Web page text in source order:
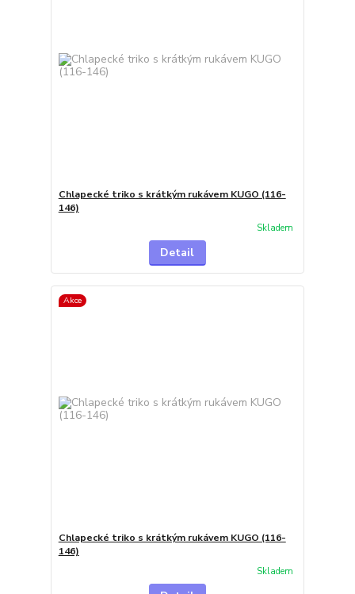
Chlapecké triko s krátkým rukávem KUGO (116-
146)
Skladem
Detail
Akce
Chlapecké triko s krátkým rukávem KUGO (116-
146)
Skladem